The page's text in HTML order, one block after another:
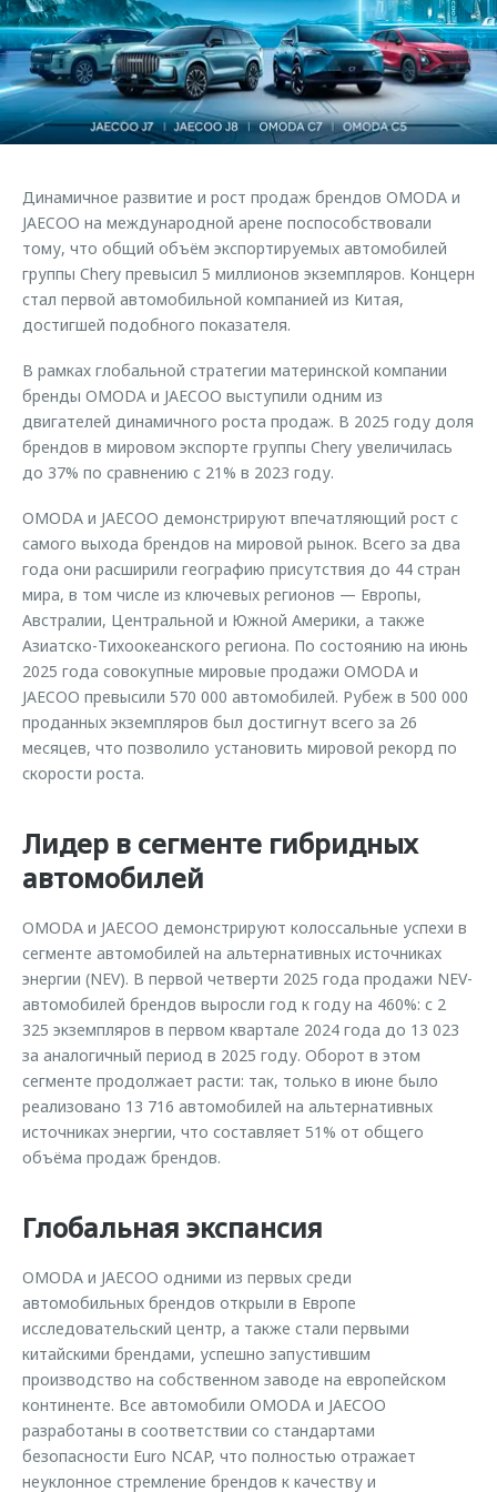
Страхование
Кредитный калькулятор
Аксессуары
Одежда и сувениры
Запчасти
Трейд-ин
Калькулятор трейд-ин
Клиентская поддержка
O&J Автоклуб
Клуб владельцев OMODA
Приложение O&J
Одежда и сувениры
Оригинальные аксессуары
Запчасти
Обратная связь
Динамичное развитие и рост продаж брендов OMODA и
JAECOO на международной арене поспособствовали
тому, что общий объём экспортируемых автомобилей
группы Chery превысил 5 миллионов экземпляров. Концерн
стал первой автомобильной компанией из Китая,
достигшей подобного показателя.
В рамках глобальной стратегии материнской компании
бренды OMODA и JAECOO выступили одним из
двигателей динамичного роста продаж. В 2025 году доля
брендов в мировом экспорте группы Chery увеличилась
до 37% по сравнению с 21% в 2023 году.
OMODA и JAECOO демонстрируют впечатляющий рост с
самого выхода брендов на мировой рынок. Всего за два
года они расширили географию присутствия до 44 стран
мира, в том числе из ключевых регионов — Европы,
Австралии, Центральной и Южной Америки, а также
Азиатско-Тихоокеанского региона. По состоянию на июнь
2025 года совокупные мировые продажи OMODA и
JAECOO превысили 570 000 автомобилей. Рубеж в 500 000
проданных экземпляров был достигнут всего за 26
месяцев, что позволило установить мировой рекорд по
скорости роста.
Лидер в сегменте гибридных
автомобилей
OMODA и JAECOO демонстрируют колоссальные успехи в
сегменте автомобилей на альтернативных источниках
энергии (NEV). В первой четверти 2025 года продажи NEV-
автомобилей брендов выросли год к году на 460%: с 2
325 экземпляров в первом квартале 2024 года до 13 023
за аналогичный период в 2025 году. Оборот в этом
сегменте продолжает расти: так, только в июне было
реализовано 13 716 автомобилей на альтернативных
источниках энергии, что составляет 51% от общего
объёма продаж брендов.
Глобальная экспансия
OMODA и JAECOO одними из первых среди
автомобильных брендов открыли в Европе
исследовательский центр, а также стали первыми
китайскими брендами, успешно запустившим
производство на собственном заводе на европейском
континенте. Все автомобили OMODA и JAECOO
разработаны в соответствии со стандартами
безопасности Euro NCAP, что полностью отражает
неуклонное стремление брендов к качеству и